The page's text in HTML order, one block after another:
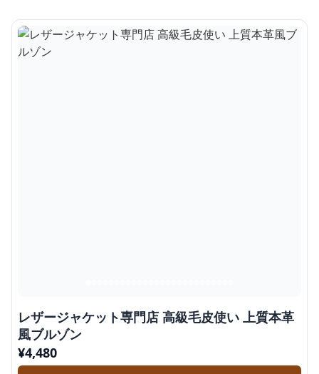
レザージャケット専門店 高級毛皮使い 上質本革
風ブルゾン
¥4,480